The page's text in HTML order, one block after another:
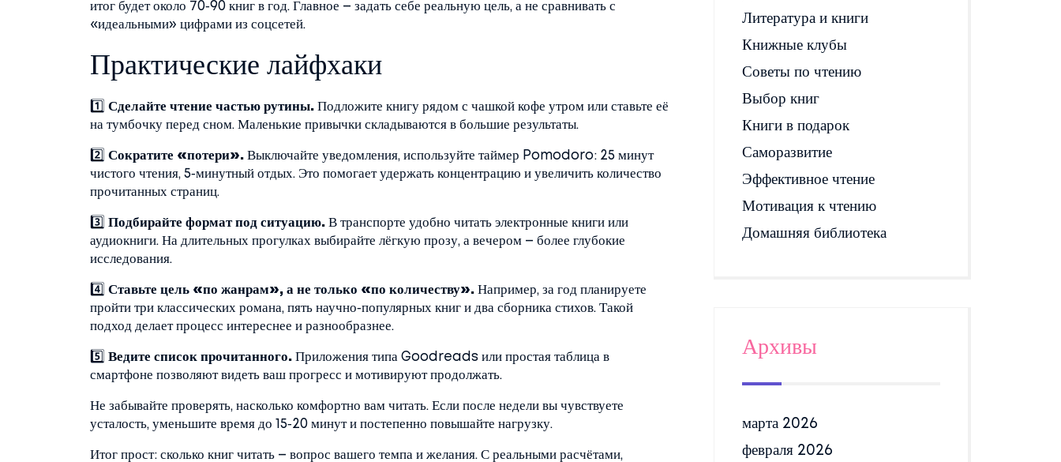
итог будет около 70‑90 книг в год. Главное – задать себе реальную цель, а не сравнивать с
«идеальными» цифрами из соцсетей.
Практические лайфхаки
1️⃣ Сделайте чтение частью рутины. Подложите книгу рядом с чашкой кофе утром или ставьте её
на тумбочку перед сном. Маленькие привычки складываются в большие результаты.
2️⃣ Сократите «потери». Выключайте уведомления, используйте таймер Pomodoro: 25 минут
чистого чтения, 5‑минутный отдых. Это помогает удержать концентрацию и увеличить количество
прочитанных страниц.
3️⃣ Подбирайте формат под ситуацию. В транспорте удобно читать электронные книги или
аудиокниги. На длительных прогулках выбирайте лёгкую прозу, а вечером – более глубокие
исследования.
4️⃣ Ставьте цель «по жанрам», а не только «по количеству». Например, за год планируете
пройти три классических романа, пять научно‑популярных книг и два сборника стихов. Такой
подход делает процесс интереснее и разнообразнее.
5️⃣ Ведите список прочитанного. Приложения типа Goodreads или простая таблица в
смартфоне позволяют видеть ваш прогресс и мотивируют продолжать.
Не забывайте проверять, насколько комфортно вам читать. Если после недели вы чувствуете
усталость, уменьшите время до 15‑20 минут и постепенно повышайте нагрузку.
Итог прост: сколько книг читать – вопрос вашего темпа и желания. С реальными расчётами,
Литература и книги
Книжные клубы
Советы по чтению
Выбор книг
Книги в подарок
Саморазвитие
Эффективное чтение
Мотивация к чтению
Домашняя библиотека
Архивы
марта 2026
февраля 2026